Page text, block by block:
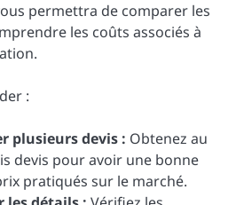
permettra de comparer les
les coûts associés à
:
plusieurs devis : Obtenez au
devis pour avoir une bonne
pratiqués sur le marché.